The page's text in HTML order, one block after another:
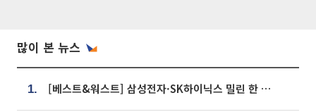
많이 본 뉴스
1. [베스트&워스트] 삼성전자·SK하이닉스 밀린 한 주…상상인증권은 85% 급등